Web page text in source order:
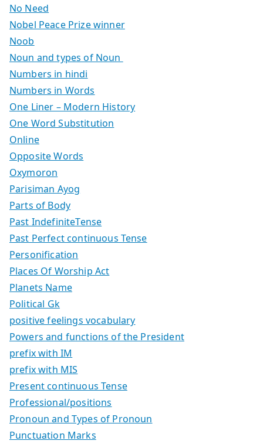
No Need
Nobel Peace Prize winner
Noob
Noun and types of Noun
Numbers in hindi
Numbers in Words
One Liner – Modern History
One Word Substitution
Online
Opposite Words
Oxymoron
Parisiman Ayog
Parts of Body
Past IndefiniteTense
Past Perfect continuous Tense
Personification
Places Of Worship Act
Planets Name
Political Gk
positive feelings vocabulary
Powers and functions of the President
prefix with IM
prefix with MIS
Present continuous Tense
Professional/positions
Pronoun and Types of Pronoun
Punctuation Marks